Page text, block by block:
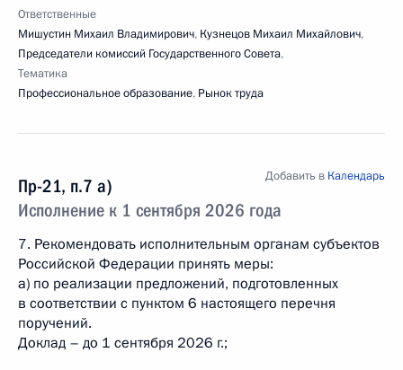
Ответственные
Мишустин Михаил Владимирович, Кузнецов Михаил Михайлович,
Председатели комиссий Государственного Совета,
Тематика
Профессиональное образование, Рынок труда
Пр-21, п.7 а)
Исполнение к 1 сентября 2026 года
Добавить в Календарь
7. Рекомендовать исполнительным органам субъектов
Российской Федерации принять меры:
а) по реализации предложений, подготовленных
в соответствии с пунктом 6 настоящего перечня
поручений.
Доклад – до 1 сентября 2026 г.;